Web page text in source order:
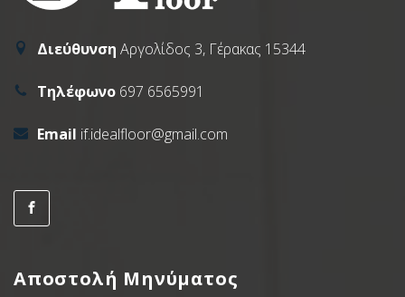
Διεύθυνση Αργολίδος 3, Γέρακας 15344
Τηλέφωνο 697 6565991
Email if.idealfloor@gmail.com
Αποστολή Μηνύματος